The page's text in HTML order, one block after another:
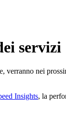
servizi
nei
Insights, la